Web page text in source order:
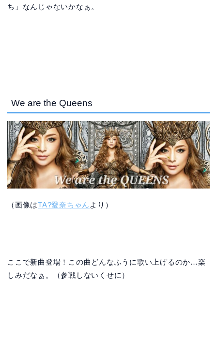
ち」なんじゃないかなぁ。
We are the Queens
（画像はTA?愛奈ちゃん より）
ここで新曲登場！この曲どんなふうに歌い上げるのか…楽
しみだなぁ。（参戦しないくせに）